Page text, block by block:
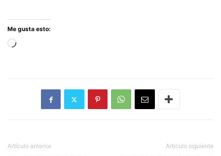
Me gusta esto:
Cargando...
Artículo anterior Artículo siguiente